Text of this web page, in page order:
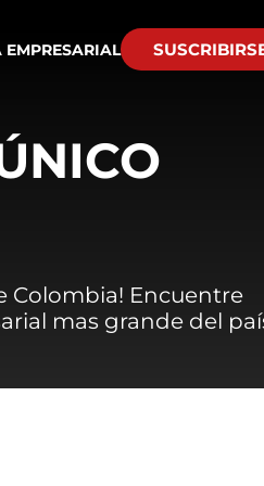
Colombia! Encuentre
mas grande del